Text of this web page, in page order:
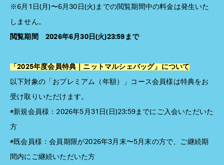
※6月1日(月)〜6月30日(火)までの閲覧期間中の料金は発生いた
しません。
閲覧期間 2026年6月30日(火)23:59まで
「2025年度会員特典｜ニットマルシェバッグ」について
以下対象の「おプレミアム（年額）」コース会員様は特典をお
受け取りいただけます。
◉新規会員様：2026年5月31日(日)23:59までにご入会いただいた
方
◉既会員様：会員期限が2026年3月末〜5月末の方で、ご継続期
間内にご継続いただいた方